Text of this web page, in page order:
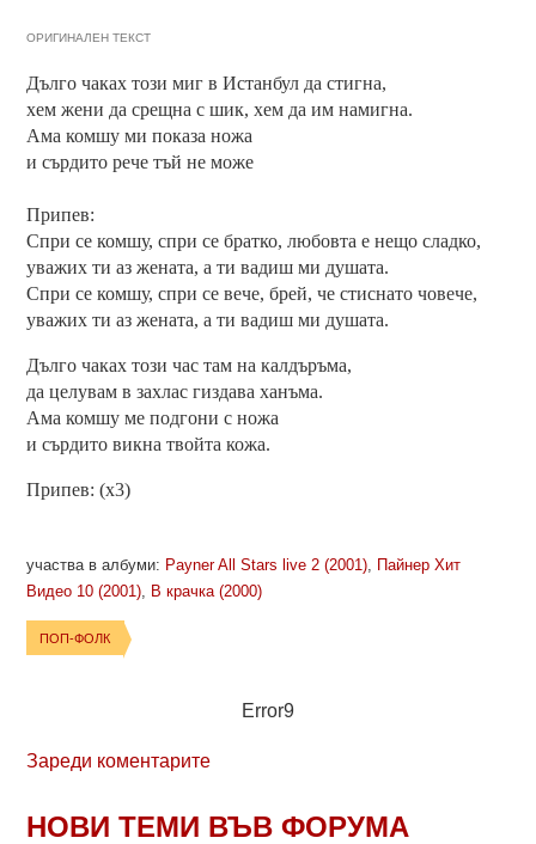
ОРИГИНАЛЕН ТЕКСТ
Дълго чаках този миг в Истанбул да стигна,
хем жени да срещна с шик, хем да им намигна.
Ама комшу ми показа ножа
и сърдито рече тъй не може
Припев:
Спри се комшу, спри се братко, любовта е нещо сладко,
уважих ти аз жената, а ти вадиш ми душата.
Спри се комшу, спри се вече, брей, че стиснато човече,
уважих ти аз жената, а ти вадиш ми душата.
Дълго чаках този час там на калдъръма,
да целувам в захлас гиздава ханъма.
Ама комшу ме подгони с ножа
и сърдито викна твойта кожа.
Припев: (x3)
участва в албуми: Payner All Stars live 2 (2001)
Пайнер Хит
Видео 10 (2001)
В крачка (2000)
ПОП-ФОЛК
Error9
Зареди коментарите
НОВИ ТЕМИ ВЪВ ФОРУМА